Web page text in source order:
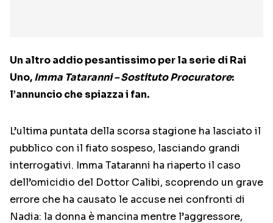
Un altro addio pesantissimo per la serie di Rai
Uno,Imma Tataranni – Sostituto Procuratore:
l’annuncio che spiazza i fan.
L’ultima puntata della scorsa stagione ha lasciato il
pubblico con il fiato sospeso, lasciando grandi
interrogativi. Imma Tataranni ha riaperto il caso
dell’omicidio del Dottor Calibi, scoprendo un grave
errore che ha causato le accuse nei confronti di
Nadia: la donna è mancina mentre l’aggressore,